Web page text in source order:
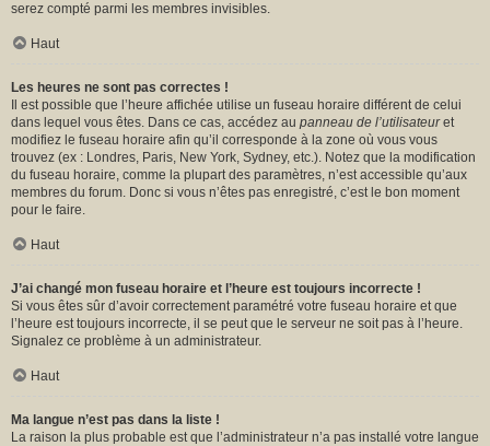
serez compté parmi les membres invisibles.
Haut
Les heures ne sont pas correctes !
Il est possible que l’heure affichée utilise un fuseau horaire différent de celui
dans lequel vous êtes. Dans ce cas, accédez au panneau de l’utilisateuret
modifiez le fuseau horaire afin qu’il corresponde à la zone où vous vous
trouvez (ex : Londres, Paris, New York, Sydney, etc.). Notez que la modification
du fuseau horaire, comme la plupart des paramètres, n’est accessible qu’aux
membres du forum. Donc si vous n’êtes pas enregistré, c’est le bon moment
pour le faire.
Haut
J’ai changé mon fuseau horaire et l’heure est toujours incorrecte !
Si vous êtes sûr d’avoir correctement paramétré votre fuseau horaire et que
l’heure est toujours incorrecte, il se peut que le serveur ne soit pas à l’heure.
Signalez ce problème à un administrateur.
Haut
Ma langue n’est pas dans la liste !
La raison la plus probable est que l’administrateur n’a pas installé votre langue